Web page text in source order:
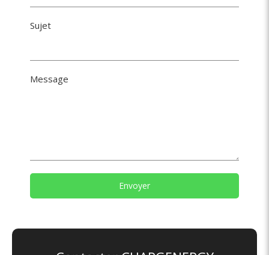
Sujet
Message
Envoyer